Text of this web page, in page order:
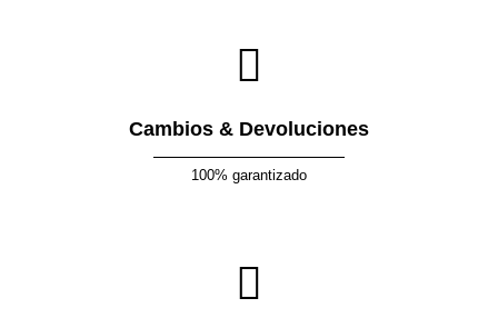
Cambios & Devoluciones
100% garantizado